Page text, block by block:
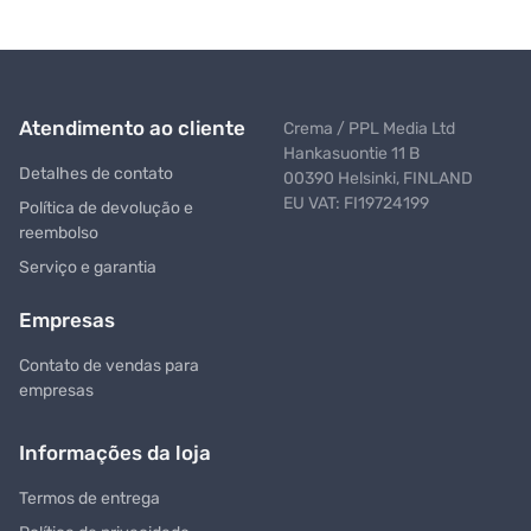
Atendimento ao cliente
Detalhes de contato
Política de devolução e
reembolso
Serviço e garantia
Empresas
Contato de vendas para
empresas
Crema / PPL Media Ltd
Hankasuontie 11 B
00390 Helsinki, FINLAND
EU VAT: FI19724199
Informações da loja
Termos de entrega